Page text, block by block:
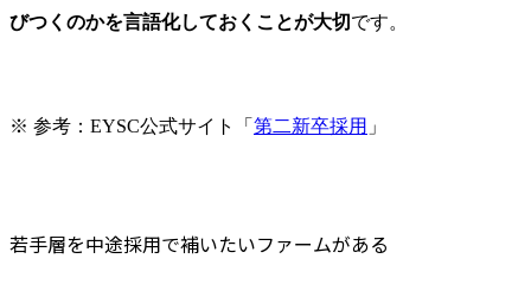
びつくのかを言語化しておくことが大切です。
※ 参考：EYSC公式サイト「 第二新卒採用 」
若手層を中途採用で補いたいファームがある